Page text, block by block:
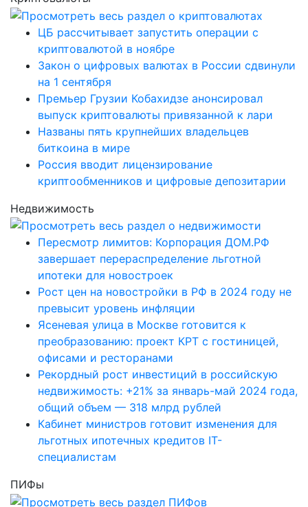
ЦБ рассчитывает запустить операции с
криптовалютой в ноябре
Закон о цифровых валютах в России сдвинули
на 1 сентября
Премьер Грузии Кобахидзе анонсировал
выпуск криптовалюты привязанной к лари
Названы пять крупнейших владельцев
биткоина в мире
Россия вводит лицензирование
криптообменников и цифровые депозитарии
Недвижимость
Пересмотр лимитов: Корпорация ДОМ.РФ
завершает перераспределение льготной
ипотеки для новостроек
Рост цен на новостройки в РФ в 2024 году не
превысит уровень инфляции
Ясеневая улица в Москве готовится к
преобразованию: проект КРТ с гостиницей,
офисами и ресторанами
Рекордный рост инвестиций в российскую
недвижимость: +21% за январь-май 2024 года,
общий объем — 318 млрд рублей
Кабинет министров готовит изменения для
льготных ипотечных кредитов IT-
специалистам
ПИФы